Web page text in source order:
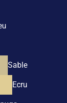
Sable
Ecru